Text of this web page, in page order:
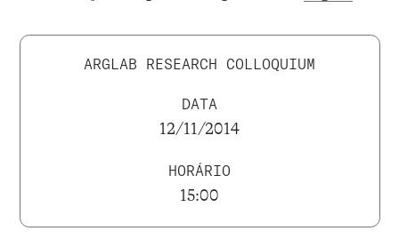
ARGLAB RESEARCH COLLOQUIUM
DATA
12/11/2014
HORÁRIO
15:00